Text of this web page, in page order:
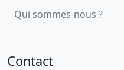
Qui sommes-nous ?
Contact